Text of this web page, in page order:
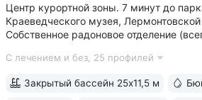
Центр курортной зоны. 7 минут до
Краеведческого музея, Лермонтовской
Собственное радоновое отделение
сохраняя все полезные свойства •
С лечением и без, 25 профилей
Закрытый бассейн 25x11,5 м